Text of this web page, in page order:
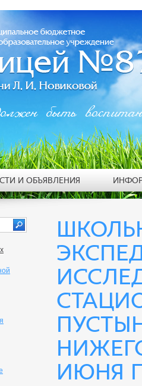
ИЮНЯ
быть
И ОБЪЯВЛЕНИЯ